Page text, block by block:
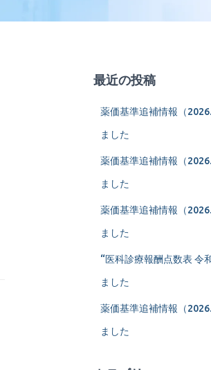
最近の投稿
薬価基準追補情報（
ました
薬価基準追補情報（
ました
薬価基準追補情報（
ました
“医科診療報酬点数表 令
ました
薬価基準追補情報（
ました